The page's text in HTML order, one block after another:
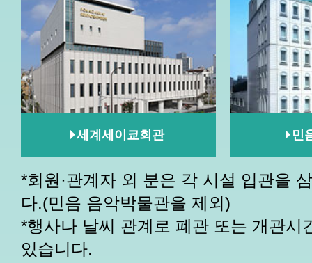
세계세이쿄회관 민
*회원·관계자 외 분은 각 시설 입관을
다.(민음 음악박물관을 제외)
*행사나 날씨 관계로 폐관 또는 개관시
있습니다.